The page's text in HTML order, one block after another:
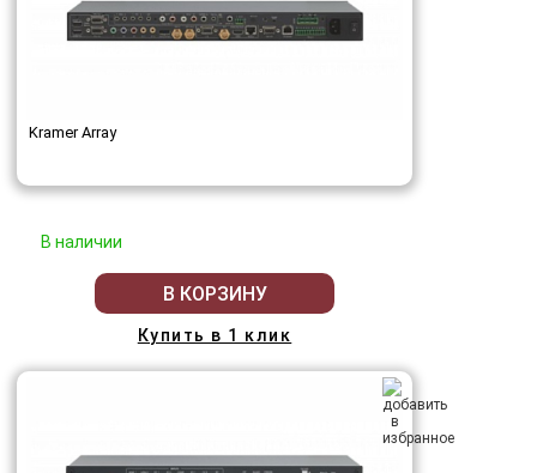
Kramer Array
В наличии
В КОРЗИНУ
Купить в 1 клик